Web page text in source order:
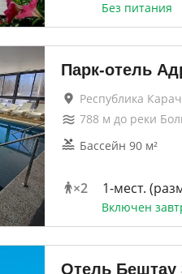
Без питания
Парк-отель
Республика
788 м до реки
Бассейн 90 м²
×2 1-мест.
Включен
Отель Бештау